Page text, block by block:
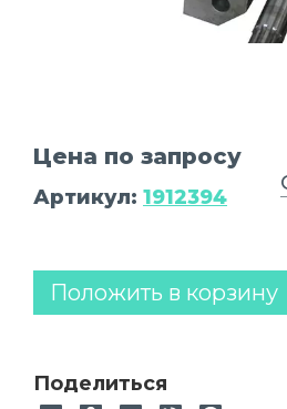
Цена по запросу
Артикул: 1912394
Положить в корзину
Поделиться